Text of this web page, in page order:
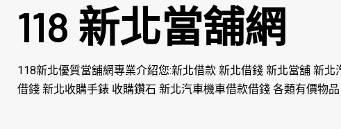
118 新北當舖網
118新北優質當舖網專業介紹您:新北借款 新北借錢 新北當舖 新
借錢 新北收購手錶 收購鑽石 新北汽車機車借款借錢 各類有價物